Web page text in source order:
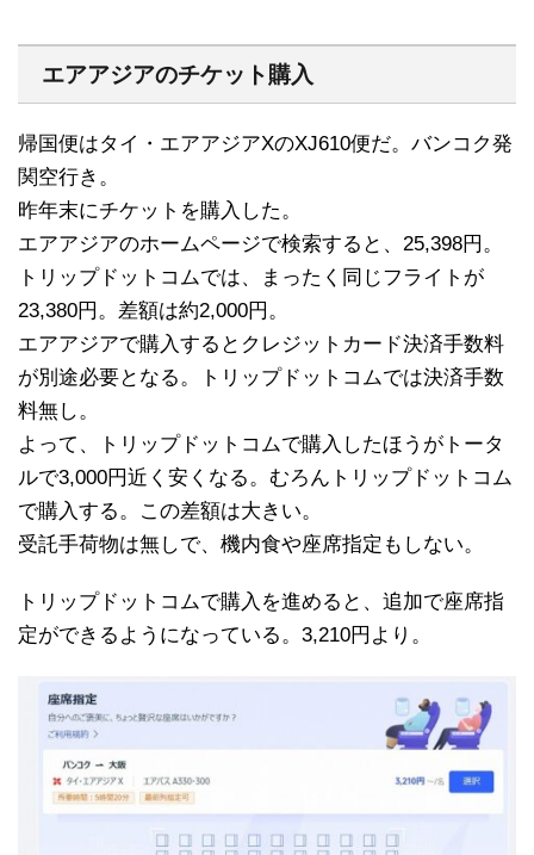
エアアジアのチケット購入
帰国便はタイ・エアアジアXのXJ610便だ。バンコク発
関空行き。
昨年末にチケットを購入した。
エアアジアのホームページで検索すると、25,398円。
トリップドットコムでは、まったく同じフライトが
23,380円。差額は約2,000円。
エアアジアで購入するとクレジットカード決済手数料
が別途必要となる。トリップドットコムでは決済手数
料無し。
よって、トリップドットコムで購入したほうがトータ
ルで3,000円近く安くなる。むろんトリップドットコム
で購入する。この差額は大きい。
受託手荷物は無しで、機内食や座席指定もしない。
トリップドットコムで購入を進めると、追加で座席指
定ができるようになっている。3,210円より。